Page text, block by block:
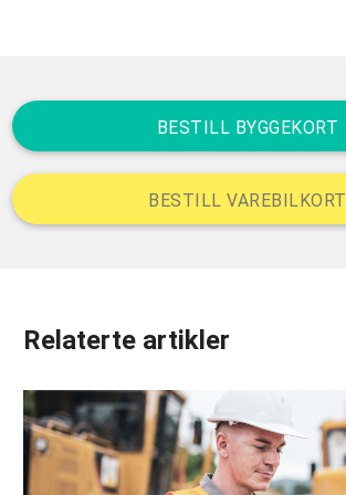
BESTILL BYGGEKORT
BESTILL VAREBILKORT
Relaterte artikler